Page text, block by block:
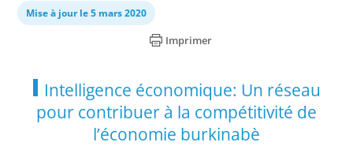
Mise à jour le 5 mars 2020
Imprimer
Intelligence économique: Un réseau
pour contribuer à la compétitivité de
l’économie burkinabè